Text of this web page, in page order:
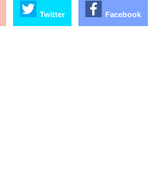
Facebook
Twitter